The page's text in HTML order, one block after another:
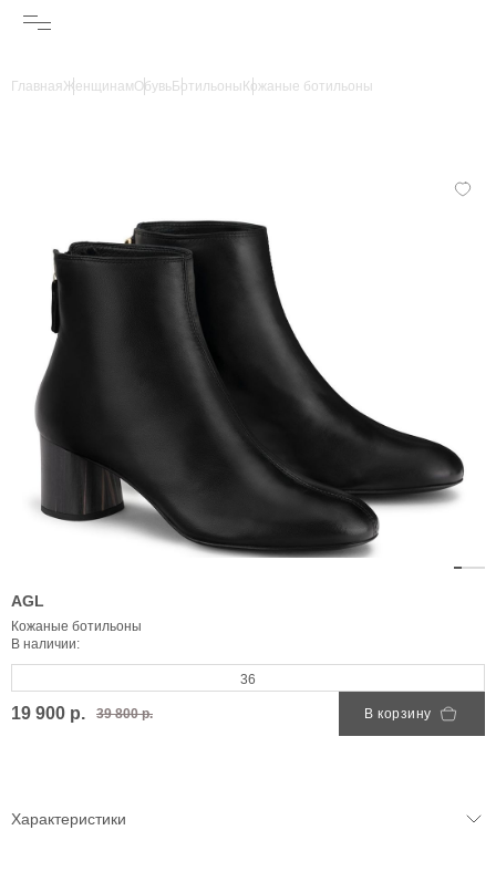
ГлавнаяЖенщинамОбувьБотильоны Кожаные ботильоны
AGL
Кожаные ботильоны
В наличии:
36
19 900 р. 39 800 р. В корзину
Характеристики